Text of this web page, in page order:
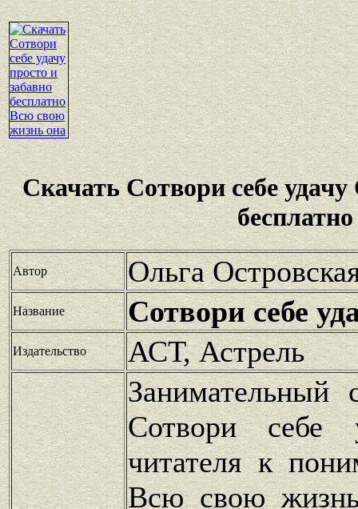
Скачать Сотвори себе
бесплатно
Автор Ольга
Название Сотвори себе
Издательство АСТ, Астрель
Сотвори себе
читателя к
Всю свою